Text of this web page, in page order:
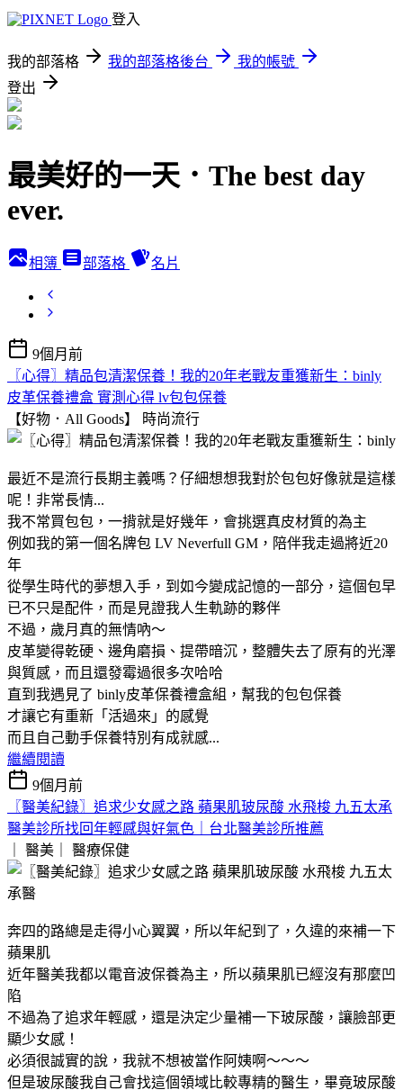
登入
我的部落格 我的部落格後台
我的帳號
登出
最美好的一天．The best day
ever.
相簿 部落格 名片
9個月前
〖心得〗精品包清潔保養！我的20年老戰友重獲新生：binly
皮革保養禮盒 實測心得 lv包包保養
【好物．All Goods】
時尚流行
最近不是流行長期主義嗎？仔細想想我對於包包好像就是這樣
呢！非常長情...
我不常買包包，一揹就是好幾年，會挑選真皮材質的為主
例如我的第一個名牌包 LV Neverfull GM，陪伴我走過將近20
年
從學生時代的夢想入手，到如今變成記憶的一部分，這個包早
已不只是配件，而是見證我人生軌跡的夥伴
不過，歲月真的無情吶～
皮革變得乾硬、邊角磨損、提帶暗沉，整體失去了原有的光澤
與質感，而且還發霉過很多次哈哈
直到我遇見了 binly皮革保養禮盒組，幫我的包包保養
才讓它有重新「活過來」的感覺
而且自己動手保養特別有成就感...
繼續閱讀
9個月前
〖醫美紀錄〗追求少女感之路 蘋果肌玻尿酸 水飛梭 九五太承
醫美診所找回年輕感與好氣色｜台北醫美診所推薦
｜ 醫美｜ 醫療保健
奔四的路總是走得小心翼翼，所以年紀到了，久違的來補一下
蘋果肌
近年醫美我都以電音波保養為主，所以蘋果肌已經沒有那麼凹
陷
不過為了追求年輕感，還是決定少量補一下玻尿酸，讓臉部更
顯少女感！
必須很誠實的說，我就不想被當作阿姨啊～～～
但是玻尿酸我自己會找這個領域比較專精的醫生，畢竟玻尿酸